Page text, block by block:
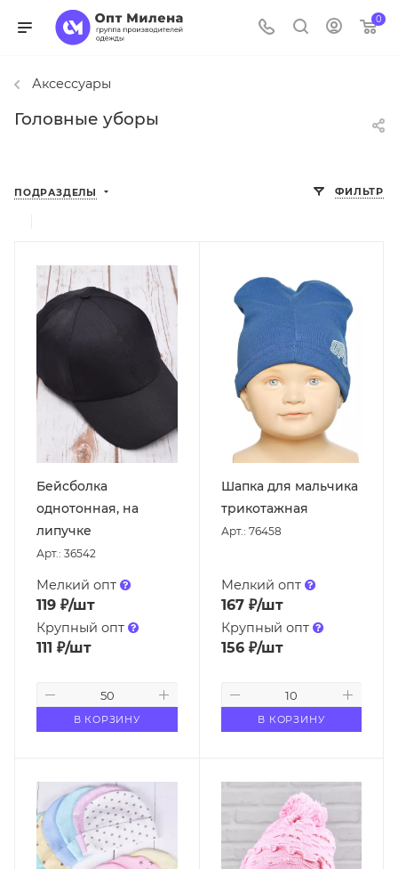
0
Аксессуары
Головные уборы
ПОДРАЗДЕЛЫ ФИЛЬТР
Бейсболка
однотонная, на
липучке
Арт.: 36542
Мелкий опт
119 ₽/шт
Крупный опт
111 ₽/шт
В КОРЗИНУ
Шапка для мальчика
трикотажная
Арт.: 76458
Мелкий опт
167₽/шт
Крупный опт
156₽/шт
В КОРЗИНУ